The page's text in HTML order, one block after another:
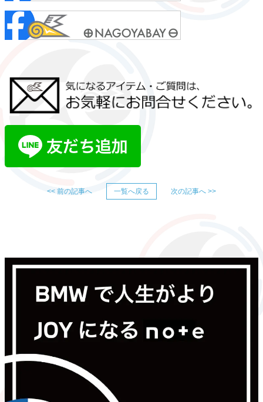
<< 前の記事へ 一覧へ戻る 次の記事へ >>